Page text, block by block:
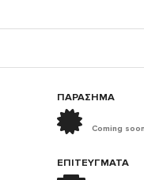
ΠΑΡΑΣΗΜΑ
Coming
ΕΠΙΤΕΎΓΜΑΤΑ